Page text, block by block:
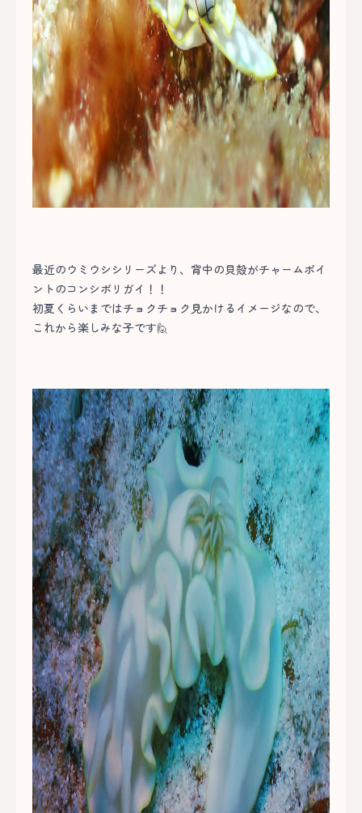
最近のウミウシシリーズより、背中の貝殻がチャームポイ
ントのコンシボリガイ！！
初夏くらいまではチョクチョク見かけるイメージなので、
これから楽しみな子です🙋